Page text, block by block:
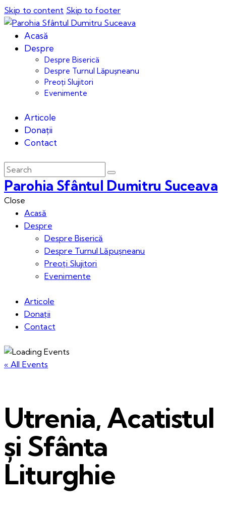
Skip to content Skip to footer
Acasă
Despre
Despre Biserică
Despre Turnul Lăpușneanu
Preoți Slujitori
Evenimente
Articole
Donații
Contact
Parohia Sfântul Dumitru Suceava
Close
Acasă
Despre
Despre Biserică
Despre Turnul Lăpușneanu
Preoți Slujitori
Evenimente
Articole
Donații
Contact
« All Events
Utrenia, Acatistul
și Sfânta
Liturghie